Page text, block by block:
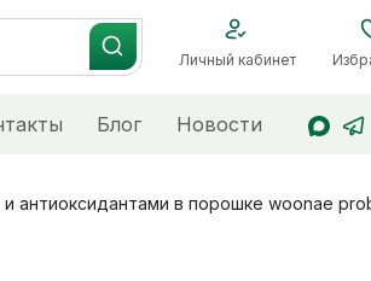
Личный кабинет
Блог Новости
антиоксидантами в порошке woonae